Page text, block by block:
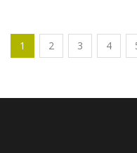
1 2 3 4